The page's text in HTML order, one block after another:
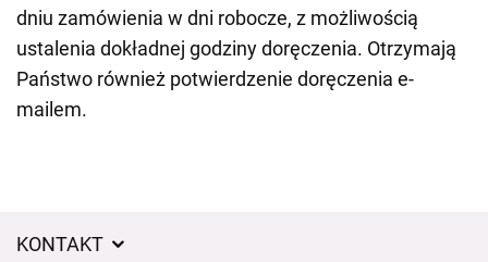
dniu zamówienia w dni robocze, z możliwością
ustalenia dokładnej godziny doręczenia. Otrzymają
Państwo również potwierdzenie doręczenia e-
mailem.
KONTAKT